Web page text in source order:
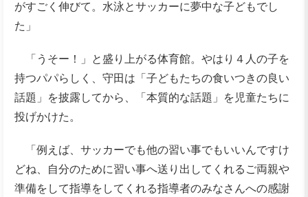
がすごく伸びて。水泳とサッカーに夢中な子どもでし
た」
「うそー！」と盛り上がる体育館。やはり４人の子を
持つパパらしく、守田は「子どもたちの食いつきの良い
話題」を披露してから、「本質的な話題」を児童たちに
投げかけた。
「例えば、サッカーでも他の習い事でもいいんですけ
どね、自分のために習い事へ送り出してくれるご両親や
準備をして指導をしてくれる指導者のみなさんへの感謝